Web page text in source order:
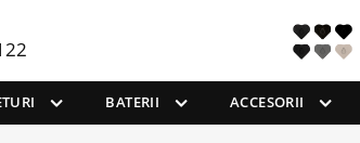
BATERII ACCESORII